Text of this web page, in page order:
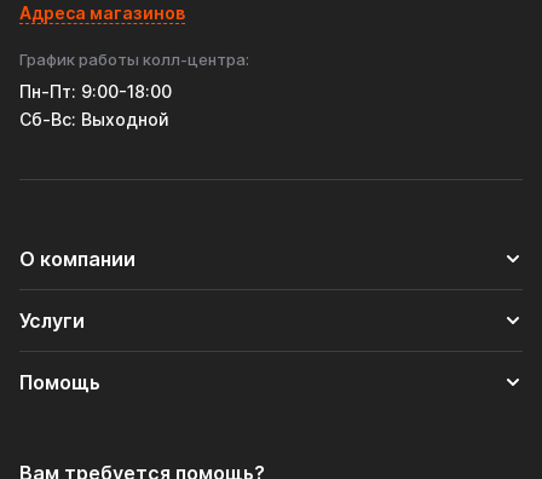
Адреса магазинов
График работы колл-центра:
Пн-Пт: 9:00-18:00
Cб-Вс: Выходной
О компании
Услуги
Помощь
Вам требуется помощь?